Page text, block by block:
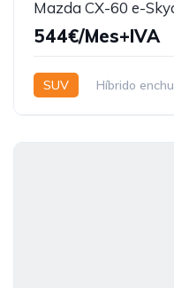
Mazda CX-60 e-
544€/Mes+IVA
SUV Híbrido